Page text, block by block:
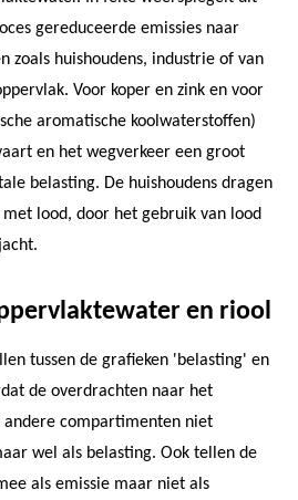
gereduceerde emissies naar
zoals huishoudens, industrie of van
Voor koper en zink en voor
aromatische koolwaterstoffen)
en het wegverkeer een groot
belasting. De huishoudens dragen
lood, door het gebruik van lood
en riool
tussen de grafieken 'belasting' en
de overdrachten naar het
compartimenten niet
wel als belasting. Ook tellen de
als emissie maar niet als